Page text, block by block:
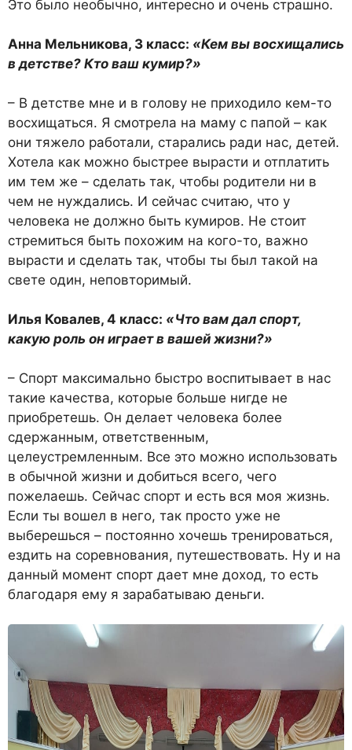
Это было необычно, интересно и очень страшно.
Анна Мельникова, 3 класс: «Кем вы восхищались
в детстве? Кто ваш кумир?»
– В детстве мне и в голову не приходило кем-то
восхищаться. Я смотрела на маму с папой – как
они тяжело работали, ста­рались ради нас, детей.
Хотела как можно быстрее вырасти и отплатить
им тем же – сделать так, чтобы родители ни в
чем не нуждались. И сейчас считаю, что у
человека не должно быть кумиров. Не стоит
стремиться быть похожим на кого-то, важ­но
вырасти и сделать так, чтобы ты был такой на
свете один, не­повторимый.
Илья Ковалев, 4 класс: «Что вам дал спорт,
какую роль он играет в вашей жиз­ни?»
– Спорт максимально быстро воспитывает в нас
такие каче­ства, которые больше нигде не
приобретешь. Он делает чело­века более
сдержанным, ответ­ственным,
целеустремленным. Все это можно использовать
в обычной жизни и добиться всего, чего
пожелаешь. Сей­час спорт и есть вся моя жизнь.
Если ты вошел в него, так про­сто уже не
выберешься – пос­тоянно хочешь тренироваться,
ездить на соревнования, путе­шествовать. Ну и на
данный мо­мент спорт дает мне доход, то есть
благодаря ему я зарабаты­ваю деньги.